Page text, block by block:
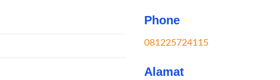
Phone
081225724115
Alamat